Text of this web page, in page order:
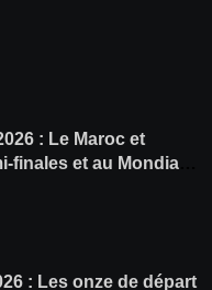
: Le Maroc et
finales et au Mondial
: Les onze de départ